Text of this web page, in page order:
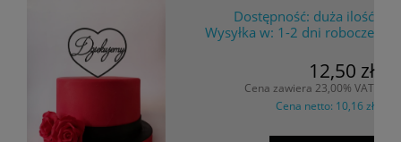
Dostępność: duża ilość
Wysyłka w: 1-2 dni robocze
12,50 zł
Cena zawiera 23,00% VAT
Cena netto: 10,16 zł